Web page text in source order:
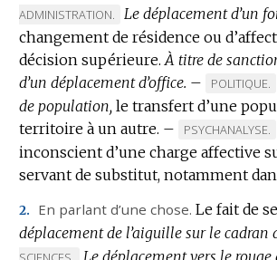
:
ADMINISTRATION. Le déplacement d’un
changement de résidence ou
décision supérieure. À titre de
d’un déplacement d’office. –
MARQUE
DE
DOMAINE
:
POLITIQUE.
de population, le transfert d’une
territoire à un autre. –
MARQUE
DE
DOMAINE
PSYCHANALYSE.
inconscient d’une charge affective
servant de substitut, notamment
2. En parlant d’une chose. Le fait de
déplacement de l’aiguille sur le cadran